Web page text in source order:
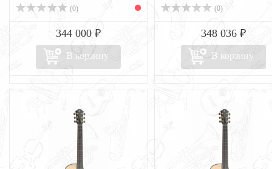
(0)
344 000 ₽
В корзину
(0)
348 036 ₽
В корзину